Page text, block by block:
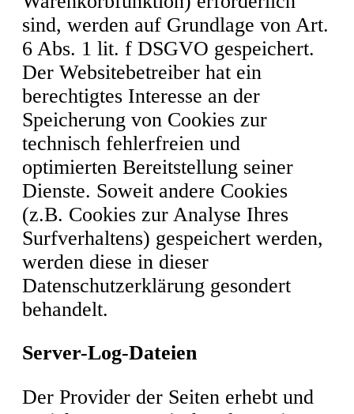
sind, werden auf Grundlage von Art.
6 Abs. 1 lit. f DSGVO gespeichert.
Der Websitebetreiber hat ein
berechtigtes Interesse an der
Speicherung von Cookies zur
technisch fehlerfreien und
optimierten Bereitstellung seiner
Dienste. Soweit andere Cookies
(z.B. Cookies zur Analyse Ihres
Surfverhaltens) gespeichert werden,
werden diese in dieser
Datenschutzerklärung gesondert
behandelt.
Server-Log-Dateien
Der Provider der Seiten erhebt und